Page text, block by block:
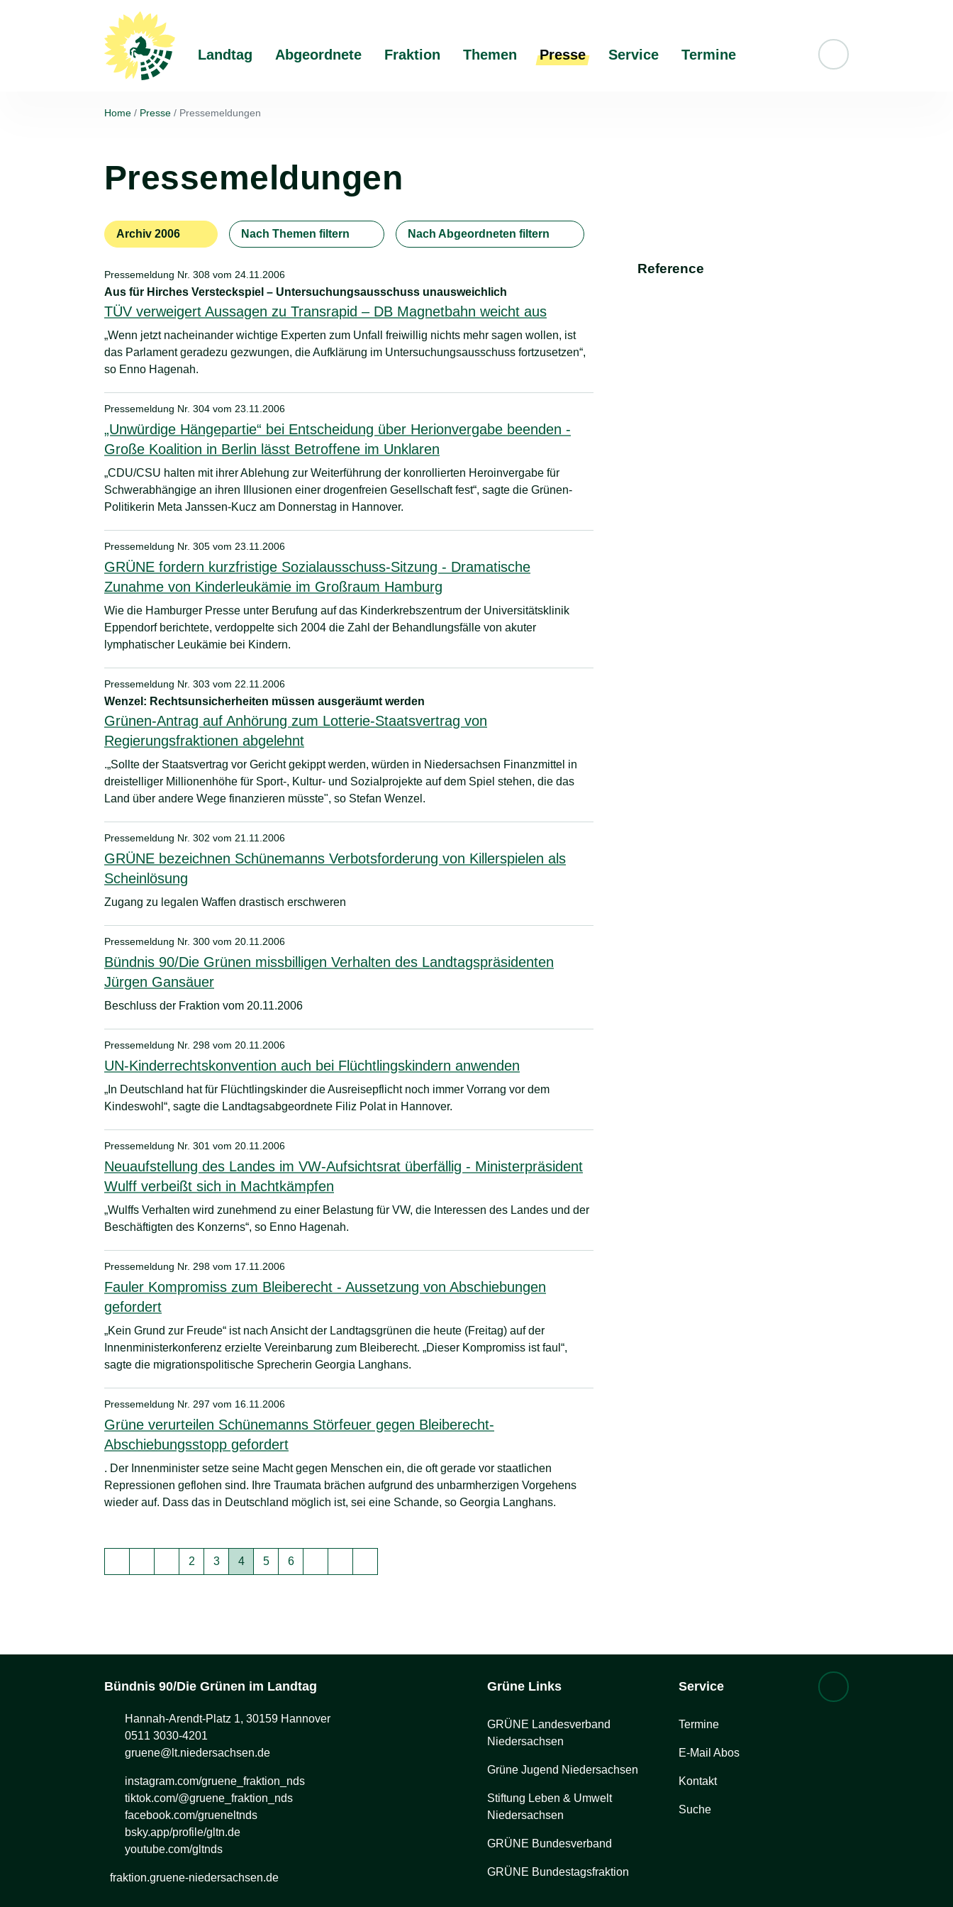
Suche
Landtag Abgeordnete Fraktion Themen Presse Service Termine
Home Presse Pressemeldungen
Pressemeldungen
Archiv 2006 Nach Themen filtern Nach Abgeordneten filtern
Pressemeldung Nr. 308 vom 24.11.2006
Aus für Hirches Versteckspiel – Untersuchungsausschuss unausweichlich
TÜV verweigert Aussagen zu Transrapid – DB Magnetbahn weicht aus
„Wenn jetzt nacheinander wichtige Experten zum Unfall freiwillig nichts mehr sagen wollen, ist
das Parlament geradezu gezwungen, die Aufklärung im Untersuchungsausschuss fortzusetzen“,
so Enno Hagenah.
Pressemeldung Nr. 304 vom 23.11.2006
„Unwürdige Hängepartie“ bei Entscheidung über Herionvergabe beenden -
Große Koalition in Berlin lässt Betroffene im Unklaren
„CDU/CSU halten mit ihrer Ablehung zur Weiterführung der konrollierten Heroinvergabe für
Schwerabhängige an ihren Illusionen einer drogenfreien Gesellschaft fest“, sagte die Grünen-
Politikerin Meta Janssen-Kucz am Donnerstag in Hannover.
Pressemeldung Nr. 305 vom 23.11.2006
GRÜNE fordern kurzfristige Sozialausschuss-Sitzung - Dramatische
Zunahme von Kinderleukämie im Großraum Hamburg
Wie die Hamburger Presse unter Berufung auf das Kinderkrebszentrum der Universitätsklinik
Eppendorf berichtete, verdoppelte sich 2004 die Zahl der Behandlungsfälle von akuter
lymphatischer Leukämie bei Kindern.
Pressemeldung Nr. 303 vom 22.11.2006
Wenzel: Rechtsunsicherheiten müssen ausgeräumt werden
Grünen-Antrag auf Anhörung zum Lotterie-Staatsvertrag von
Regierungsfraktionen abgelehnt
.„Sollte der Staatsvertrag vor Gericht gekippt werden, würden in Niedersachsen Finanzmittel in
dreistelliger Millionenhöhe für Sport-, Kultur- und Sozialprojekte auf dem Spiel stehen, die das
Land über andere Wege finanzieren müsste", so Stefan Wenzel.
Pressemeldung Nr. 302 vom 21.11.2006
GRÜNE bezeichnen Schünemanns Verbotsforderung von Killerspielen als
Scheinlösung
Zugang zu legalen Waffen drastisch erschweren
Pressemeldung Nr. 300 vom 20.11.2006
Bündnis 90/Die Grünen missbilligen Verhalten des Landtagspräsidenten
Jürgen Gansäuer
Beschluss der Fraktion vom 20.11.2006
Pressemeldung Nr. 298 vom 20.11.2006
UN-Kinderrechtskonvention auch bei Flüchtlingskindern anwenden
„In Deutschland hat für Flüchtlingskinder die Ausreisepflicht noch immer Vorrang vor dem
Kindeswohl“, sagte die Landtagsabgeordnete Filiz Polat in Hannover.
Pressemeldung Nr. 301 vom 20.11.2006
Neuaufstellung des Landes im VW-Aufsichtsrat überfällig - Ministerpräsident
Wulff verbeißt sich in Machtkämpfen
„Wulffs Verhalten wird zunehmend zu einer Belastung für VW, die Interessen des Landes und der
Beschäftigten des Konzerns“, so Enno Hagenah.
Pressemeldung Nr. 298 vom 17.11.2006
Fauler Kompromiss zum Bleiberecht - Aussetzung von Abschiebungen
gefordert
„Kein Grund zur Freude“ ist nach Ansicht der Landtagsgrünen die heute (Freitag) auf der
Innenministerkonferenz erzielte Vereinbarung zum Bleiberecht. „Dieser Kompromiss ist faul“,
sagte die migrationspolitische Sprecherin Georgia Langhans.
Pressemeldung Nr. 297 vom 16.11.2006
Grüne verurteilen Schünemanns Störfeuer gegen Bleiberecht-
Abschiebungsstopp gefordert
. Der Innenminister setze seine Macht gegen Menschen ein, die oft gerade vor staatlichen
Repressionen geflohen sind. Ihre Traumata brächen aufgrund des unbarmherzigen Vorgehens
wieder auf. Dass das in Deutschland möglich ist, sei eine Schande, so Georgia Langhans.
Seite
2 Seite
3 Seite
4 Seite
5 Seite
6
Reference
Bündnis 90/Die Grünen im Landtag
Hannah-Arendt-Platz 1, 30159 Hannover
0511 3030-4201
gruene@lt.niedersachsen.de
instagram.com/gruene_fraktion_nds
tiktok.com/@gruene_fraktion_nds
facebook.com/grueneltnds
bsky.app/profile/gltn.de
youtube.com/gltnds
fraktion.gruene-niedersachsen.de
Grüne Links
GRÜNE Landesverband
Niedersachsen
Grüne Jugend Niedersachsen
Stiftung Leben & Umwelt
Niedersachsen
GRÜNE Bundesverband
GRÜNE Bundestagsfraktion
Service
Termine
E-Mail Abos
Kontakt
Suche